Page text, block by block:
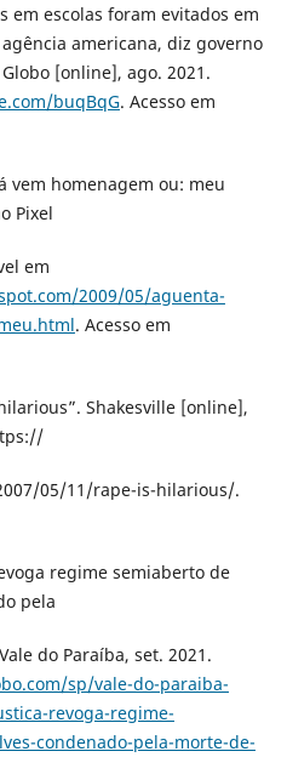
em escolas foram evitados em
americana, diz governo
[online], ago. 2021.
buqBqG. Acesso em
vem homenagem ou: meu
Pixel
em
2009/05/aguenta-
. Acesso em
Shakesville [online],
05/11/rape-is-hilarious/.
regime semiaberto de
pela
do Paraíba, set. 2021.
sp/vale-do-paraiba-
revoga-regime-
condenado-pela-morte-de-